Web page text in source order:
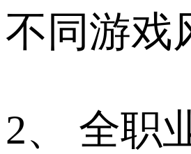
不同游戏
2、 全职